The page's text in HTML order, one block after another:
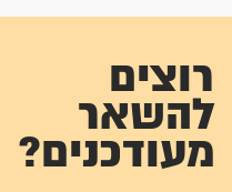
רוצים
להשאר
מעודכנים?